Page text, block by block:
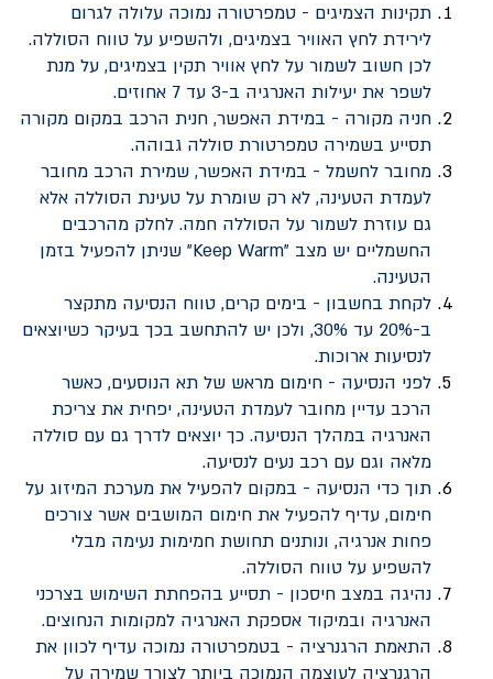
תקינות הצמיגים - טמפרטורה נמוכה עלולה לגרום
לירידת לחץ האוויר בצמיגים, ולהשפיע על טווח הסוללה.
לכן חשוב לשמור על לחץ אוויר תקין בצמיגים, על מנת
לשפר את יעילות האנרגיה ב-3 עד 7 אחוזים.
חניה מקורה - במידת האפשר, חנית הרכב במקום מקורה
תסייע בשמירה טמפרטורת סוללה גבוהה.
מחובר לחשמל - במידת האפשר, שמירת הרכב מחובר
לעמדת הטעינה, לא רק שומרת על טעינת הסוללה אלא
גם עוזרת לשמור על הסוללה חמה. לחלק מהרכבים
החשמליים יש מצב "Keep Warm" שניתן להפעיל בזמן
הטעינה.
לקחת בחשבון - בימים קרים, טווח הנסיעה מתקצר
ב-20% עד 30%, ולכן יש להתחשב בכך בעיקר כשיוצאים
לנסיעות ארוכות.
לפני הנסיעה - חימום מראש של תא הנוסעים, כאשר
הרכב עדיין מחובר לעמדת הטעינה, יפחית את צריכת
האנרגיה במהלך הנסיעה. כך יוצאים לדרך גם עם סוללה
מלאה וגם עם רכב נעים לנסיעה.
תוך כדי הנסיעה - במקום להפעיל את מערכת המיזוג על
חימום, עדיף להפעיל את חימום המושבים אשר צורכים
פחות אנרגיה, ונותנים תחושת חמימות נעימה מבלי
להשפיע על טווח הסוללה.
נהיגה במצב חיסכון - תסייע בהפחתת השימוש בצרכני
האנרגיה ובמיקוד אספקת האנרגיה למקומות הנחוצים.
התאמת הרגנרציה - בטמפרטורה נמוכה עדיף לכוון את
הרגנרציה לעוצמה הנמוכה ביותר לצורך שמירה על